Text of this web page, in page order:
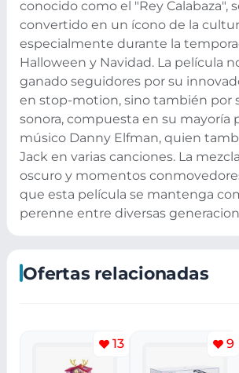
conocido como el "Rey Calabaza",
convertido en un ícono de la
especialmente durante la
Halloween y Navidad. La película
ganado seguidores por su
en stop-motion, sino también por
sonora, compuesta en su mayoría
músico Danny Elfman, quien
Jack en varias canciones. La
oscuro y momentos
que esta película se mantenga
perenne entre diversas
Ofertas relacionadas
13 9